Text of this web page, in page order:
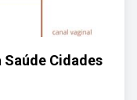
Cidades